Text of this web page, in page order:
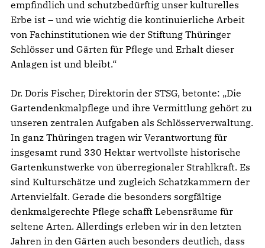
empfindlich und schutzbedürftig unser kulturelles
Erbe ist – und wie wichtig die kontinuierliche Arbeit
von Fachinstitutionen wie der Stiftung Thüringer
Schlösser und Gärten für Pflege und Erhalt dieser
Anlagen ist und bleibt.“
Dr. Doris Fischer, Direktorin der STSG, betonte: „Die
Gartendenkmalpflege und ihre Vermittlung gehört zu
unseren zentralen Aufgaben als Schlösserverwaltung.
In ganz Thüringen tragen wir Verantwortung für
insgesamt rund 330 Hektar wertvollste historische
Gartenkunstwerke von überregionaler Strahlkraft. Es
sind Kulturschätze und zugleich Schatzkammern der
Artenvielfalt. Gerade die besonders sorgfältige
denkmalgerechte Pflege schafft Lebensräume für
seltene Arten. Allerdings erleben wir in den letzten
Jahren in den Gärten auch besonders deutlich, dass